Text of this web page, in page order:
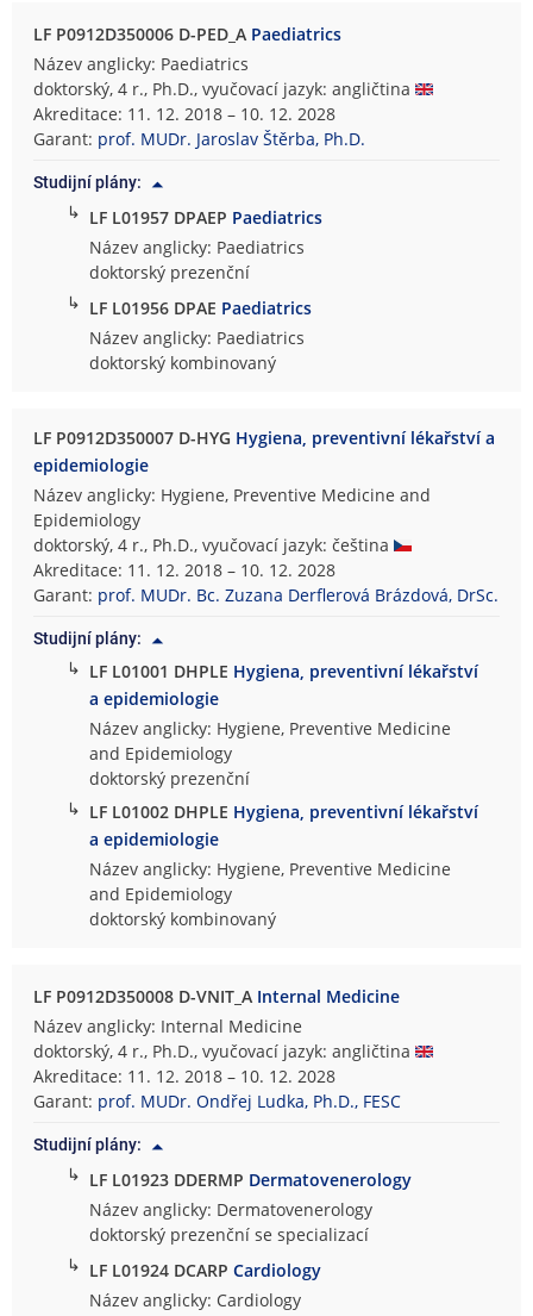
LF P0912D350006 D-PED_A Paediatrics
Název anglicky: Paediatrics
doktorský, 4 r., Ph.D., vyučovací jazyk: angličtina
Akreditace: 11. 12. 2018 – 10. 12. 2028
Garant: prof. MUDr. Jaroslav Štěrba, Ph.D.
Studijní plány:
↳ LF L01957 DPAEP Paediatrics
Název anglicky: Paediatrics
doktorský prezenční
↳ LF L01956 DPAE Paediatrics
Název anglicky: Paediatrics
doktorský kombinovaný
LF P0912D350007 D-HYG Hygiena, preventivní lékařství a
epidemiologie
Název anglicky: Hygiene, Preventive Medicine and
Epidemiology
doktorský, 4 r., Ph.D., vyučovací jazyk: čeština
Akreditace: 11. 12. 2018 – 10. 12. 2028
Garant: prof. MUDr. Bc. Zuzana Derflerová Brázdová, DrSc.
Studijní plány:
↳ LF L01001 DHPLE Hygiena, preventivní lékařství
a epidemiologie
Název anglicky: Hygiene, Preventive Medicine
and Epidemiology
doktorský prezenční
↳ LF L01002 DHPLE Hygiena, preventivní lékařství
a epidemiologie
Název anglicky: Hygiene, Preventive Medicine
and Epidemiology
doktorský kombinovaný
LF P0912D350008 D-VNIT_A Internal Medicine
Název anglicky: Internal Medicine
doktorský, 4 r., Ph.D., vyučovací jazyk: angličtina
Akreditace: 11. 12. 2018 – 10. 12. 2028
Garant: prof. MUDr. Ondřej Ludka, Ph.D., FESC
Studijní plány:
↳ LF L01923 DDERMP Dermatovenerology
Název anglicky: Dermatovenerology
doktorský prezenční se specializací
↳ LF L01924 DCARPCardiology
Název anglicky: Cardiology